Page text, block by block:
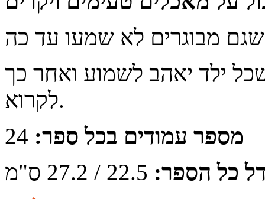
ילד יאהב לשמוע ואחר כך
לקרוא.
מספר עמודים בכל ספר:
כל הספר: